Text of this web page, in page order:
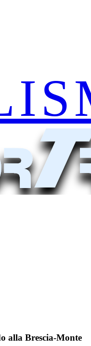
alla Brescia-Monte